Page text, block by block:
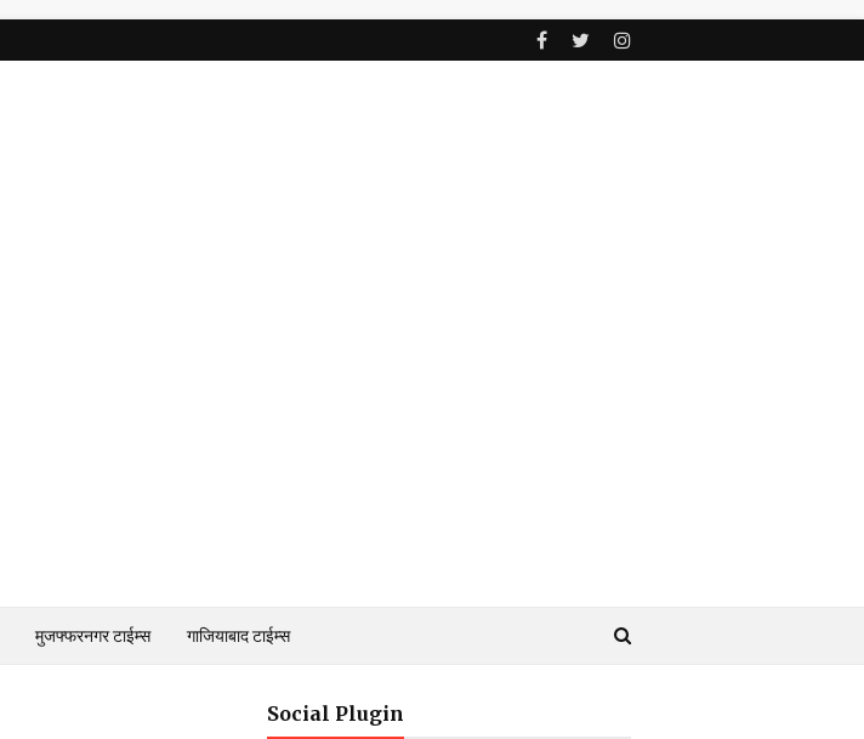
मुजफ्फरनगर टाईम्स गाजियाबाद टाईम्स
Social Plugin